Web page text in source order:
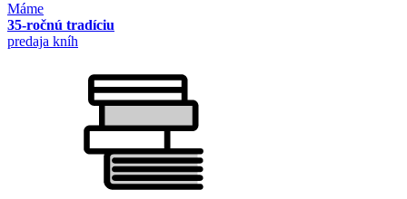
Máme
35-ročnú tradíciu
predaja kníh